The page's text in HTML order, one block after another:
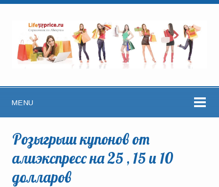
MENU
Розыгрыш купонов от
алиэкспресс на 25 , 15 и 10
долларов